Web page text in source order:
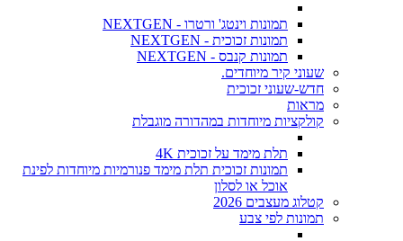
תמונות וינטג' ורטרו - NEXTGEN
תמונות זכוכית - NEXTGEN
תמונות קנבס - NEXTGEN
שעוני קיר מיוחדים.
חדש-שעוני זכוכית
מראות
קולקציות מיוחדות במהדורה מוגבלת
תלת מימד על זכוכית 4K
תמונות זכוכית תלת מימד פנורמיות מיוחדות לפינת
אוכל או לסלון
קטלוג מעצבים 2026
תמונות לפי צבע